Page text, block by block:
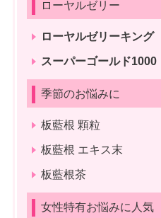
ローヤルゼリー
ローヤルゼリーキング
スーパーゴールド1000
季節のお悩みに
板藍根 顆粒
板藍根 エキス末
板藍根茶
女性特有お悩みに人気